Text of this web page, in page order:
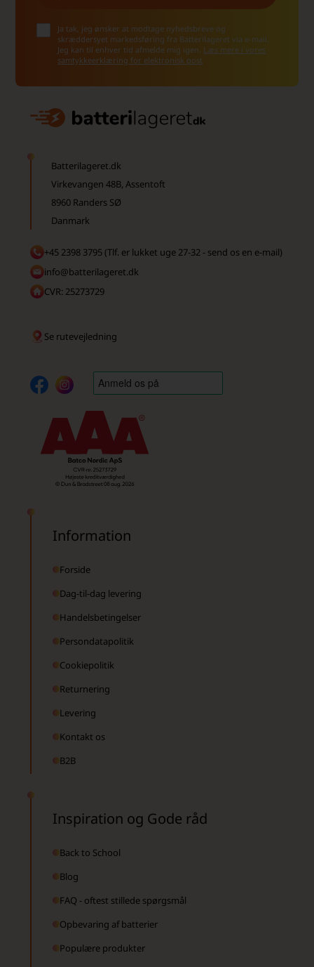
Ja tak, jeg ønsker at modtage nyhedsbreve og
skræddersyet markedsføring fra Batterilageret via e-mail.
Jeg kan til enhver tid afmelde mig igen. Læs mere i vores
samtykkeerklæring for elektronisk post
Batterilageret.dk
Virkevangen 48B, Assentoft
8960 Randers SØ
Danmark
+45 2398 3795 (Tlf. er lukket uge 27-32 - send os en e-mail)
info@batterilageret.dk
CVR: 25273729
Se rutevejledning
Information
Forside
Dag-til-dag levering
Handelsbetingelser
Persondatapolitik
Cookiepolitik
Returnering
Levering
Kontakt os
B2B
Inspiration og Gode råd
Back to School
Blog
FAQ - oftest stillede spørgsmål
Opbevaring af batterier
Populære produkter